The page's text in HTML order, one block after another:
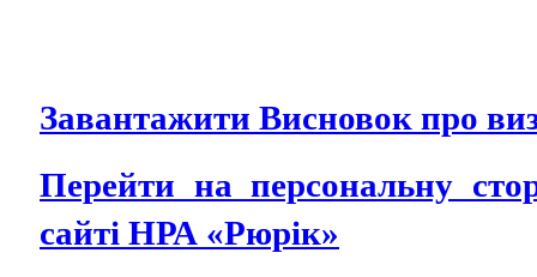
Завантажити Висновок про
Перейти на персональну
сайті НРА «Рюрік»